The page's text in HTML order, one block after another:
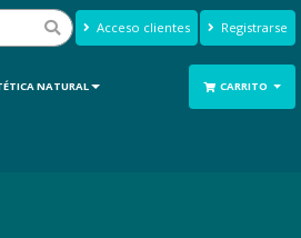
Acceso clientes Registrarse
NATURAL CARRITO